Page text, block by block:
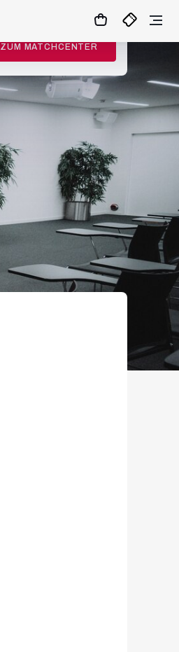
ZUM MATCHCENTER